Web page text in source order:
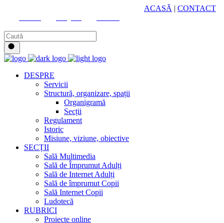
ACASĂ | CONTACT
DESPRE
Servicii
Structură, organizare, spații
Organigramă
Secții
Regulament
Istoric
Misiune, viziune, obiective
SECȚII
Sală Multimedia
Sală de Împrumut Adulți
Sală de Internet Adulți
Sală de împrumut Copii
Sală Internet Copii
Ludotecă
RUBRICI
Proiecte online